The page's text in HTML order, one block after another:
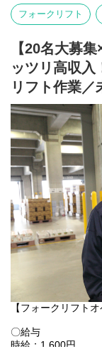
HP：https://
電話番号：0120-
ーーーーーーーー
【関東サービスと
〇特徴その1 アッ
関東サービスは暖
社長の「人財を大
が浸透しているため
びと働いています◎
ちょっとした悩みも
れます！
「仕事がうまくいか
などなど、なんでも
たり、アドバイス
HPでも雰囲気がわ
https://
相談だけでも全く
〇特徴その2 社員
たとえば勤務地。
お気軽に相談してく
あなたにより合う勤
〇業務内容
リーチフォークリ
荷役作業をお願いし
決して難しい作業
す。
20代～50代活躍中
募下さい◎
〇アクセス
▼山前駅：車10分
太田桐生IC：車5分
※▼車通勤OK！
〇求人特徴
・資格保有者優遇
・制服貸与
・ヘルメット貸与
・残業代全額支給
・誕生日月にプレ
・社員登用実績多数
・多様なキャリア
ステップも可能で
▼選択
フォークリフト
【20名大募
ッツリ高収入
リフト作業／
【フォークリフトオ
〇給与
時給：1,600円